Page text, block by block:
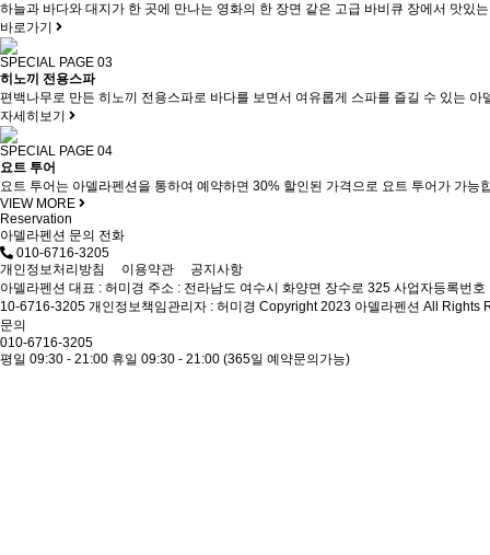
하늘과 바다와 대지가 한 곳에 만나는 영화의 한 장면 같은 고급 바비큐 장에서 맛있
바로가기
SPECIAL PAGE 03
히노끼 전용스파
편백나무로 만든 히노끼 전용스파로 바다를 보면서 여유롭게 스파를 즐길 수 있는 아
자세히보기
SPECIAL PAGE 04
요트 투어
요트 투어는 아델라펜션을 통하여 예약하면 30% 할인된 가격으로 요트 투어가 가능
VIEW MORE
Reservation
아델라펜션 문의 전화
010-6716-3205
개인정보처리방침
이용약관
공지사항
아델라펜션 대표 : 허미경 주소 : 전라남도 여수시 화양면 장수로 325 사업자등록번
10-6716-3205 개인정보책임관리자 : 허미경 Copyright 2023 아델라펜션 All Rights
문의
010-6716-3205
평일 09:30 - 21:00 휴일 09:30 - 21:00 (365일 예약문의가능)